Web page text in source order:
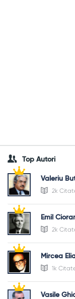
Top Autori
Valeriu
2k
Emil
2k
Mircea
1k
Vasile